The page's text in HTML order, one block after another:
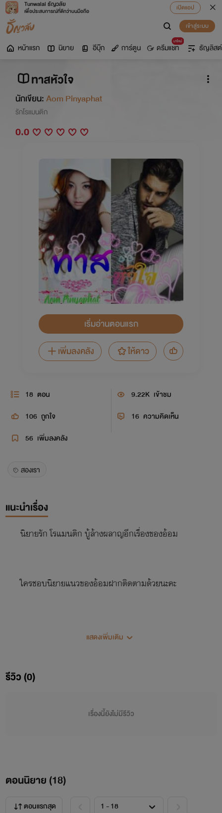
Tunwalai ธัญวลัย
เพื่อประสบการณ์ที่ดีกว่าบนมือถือ
เปิดแอป
เข้าสู่ระบบ
หน้าแรก นิยาย อีบุ๊ก การ์ตูน
มาใหม่
ดรีมแชท ธัญลิสต์
ทาสหัวใจ
นักเขียน:Aom Pinyaphat
รักโรแมนติก
0.0
เริ่มอ่านตอนแรก
เพิ่มลงคลัง
ให้ดาว
18 ตอน 9.22K เข้าชม
106 ถูกใจ 16 ความคิดเห็น
56 เพิ่มลงคลัง
สองเรา
แนะนำเรื่อง
นิยายรัก โรแมนติก บู้ล้างผลาญอีกเรื่องของอ้อม
ใครชอบนิยายแนวของอ้อมฝากติดตามด้วยนะคะ
ขออภัยสำหรับความเว่อร์วัง
เพราะนิยายเรื่องนี้เกิดจากการมโนเพ้อฝันของผู้เขียน อาจมี
แสดงเพิ่มเติม
รีวิว (0)
เรื่องนี้ยังไม่มีรีวิว
ตอนนิยาย (18)
ตอนแรกสุด